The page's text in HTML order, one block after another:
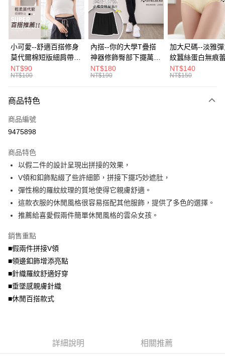
Apple Pay
街口支付
悠遊付
Google Pay
全盈+PAY
大哥付你分期
【大哥付你分期使用說明】
1.本服務由台灣大哥大提供，台灣大哥大用戶可立即使用無須另外申請。
流程，驗證手機門號後，選擇欲分期的期數、繳款截止日，確認付款後即完
成交易。
3.實際核准額度、可分期數及費用金額請依後續交易確認頁面所載為準。
4.訂單成立30分鐘內，如未前往確認交易或遇審核未通過，訂單將自動取
法說明評估內容。
【繳款方式說明】
1.分期款項不併入電信帳單，「大哥付你分期」於每月結算日後寄送繳費提
醒簡訊。
帳／街口支付／iPASS MONEY」等通路繳費。
【注意事項】
1.本服務係由「台灣大哥大股份有限公司」（以下簡稱本公司）所提供，讓
用戶於交易時，得透過本服務購買商品或服務，並由商店將買賣／分期付款
買賣價金債權讓與本公司後，依約使用本公司帳單繳交帳款。
資料（包含姓名、電話或地址）提供予台灣大哥大進項蒐集、處理及利用，
AFTEE先享後付
【關於「AFTEE先享後付」】
AFTEE先享後付是「在收到商品之後才付款」的支付方式。 讓您購物簡單
便利好安心！
１．簡單：不需註冊會員、不需綁卡、不需儲值。
２．便利：只要手機號碼，簡訊認證，即可結帳。
３．安心：先確認商品／服務後，再付款。
【「AFTEE先享後付」結帳流程】
結帳頁面，進行簡訊認證並確認金額後，即可完成結帳。
３．收到繳費通知簡訊後14天內，點擊此簡訊中的連結，可透過四大超商／
ATM／網路銀行／等多元方式進行付款，方視為交易完成。
※ 請注意：結帳手續完成當下不需立刻繳費，但若您需要取消訂單，請聯絡
購買商品的店家。未經商家同意取消之訂單仍視為有效，需透過AFTEE先享
後付繳納相關費用。
※ 交易是否成功請以「AFTEE先享後付 」之結帳頁面顯示為準，若有關於
１．透過由恩沛科技股份有限公司提供之「AFTEE先享後付」服務完成之交
ATM付款
全家取貨付款
每筆NT$70，滿NT$699(含以上)免運費
付款後全家取貨
每筆NT$70，滿NT$699(含以上)免運費
7-11取貨付款
每筆NT$70，滿NT$799(含以上)免運費
付款後7-11取貨
每筆NT$100，滿NT$1,000(含以上)免運費
小可愛--舒適百搭修身
莫代爾棉短版細肩帶素
色背心(白.黑.灰L-2L)-
U582眼圈熊中大尺碼
NT$90
NT$100
內搭--你的大學T疊搭
神器修飾臀部下擺萬用
內搭裙/遮臀裙(黑2L-
6L)-Q155眼圈熊中大
NT$180
NT$190
加大尺碼--淡雅
紋蠶絲蛋白無痕
角內褲(白.粉.藍.
3L)-L28眼圈熊中
NT$140
NT$150
商品特色
商品編號
9475898
商品特色
以假二件的設計呈現出拼接的效果，
V領和釦飾點綴了些許細節，拼接下擺巧妙遮肚，
彈性棉的羅紋紋理的質地使得它親膚舒適。
這款衣服的休閒風格很容易搭配其他服飾，提供了多色的選擇。
推薦給喜愛假兩件簡單休閒風格的雲朵女孩。
銷售重點
■假兩件拼接V領
■領邊釦飾增添亮點
■針織羅紋舒適好穿
■垂墜感親膚針織
■休閒百搭款式
詳細說明 相關推薦